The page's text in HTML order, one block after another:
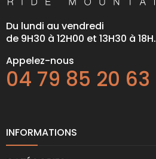
Du lundi au vendredi
de 9H30 à 12H00 et 13H30 à 18H.
Appelez-nous
04 79 85 20 63
INFORMATIONS